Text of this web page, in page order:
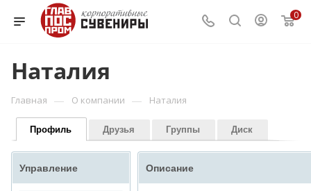
0
Наталия
Главная — О компании — Наталия
Профиль Друзья Группы Диск
Управление Описание